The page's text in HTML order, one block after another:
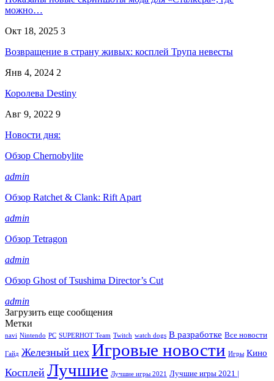
можно…
Окт 18, 2025 3
Возвращение в страну живых: косплей Трупа невесты
Янв 4, 2024 2
Королева Destiny
Авг 9, 2022 9
Новости дня:
Обзор Chernobylite
admin
Обзор Ratchet & Clank: Rift Apart
admin
Обзор Tetragon
admin
Обзор Ghost of Tsushima Director’s Cut
admin
Загрузить еще сообщения
Метки
navi Nintendo PC SUPERHOT Team Twitch watch dogs В разработке Все новости
Гайд Железный цех Игровые новости Игры Кино
Косплей Лучшие Лучшие игры 2021 Лучшие игры 2021 |